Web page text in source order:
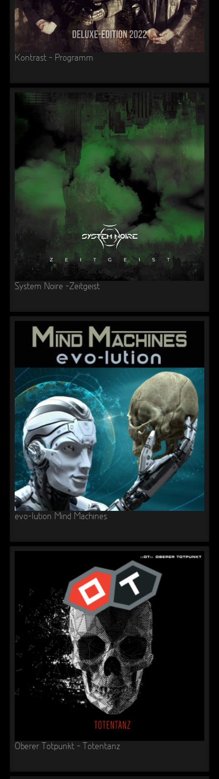
Kontrast – Programm
System Noire -Zeitgeist
evo-lution Mind Machines
Oberer Totpunkt – Totentanz